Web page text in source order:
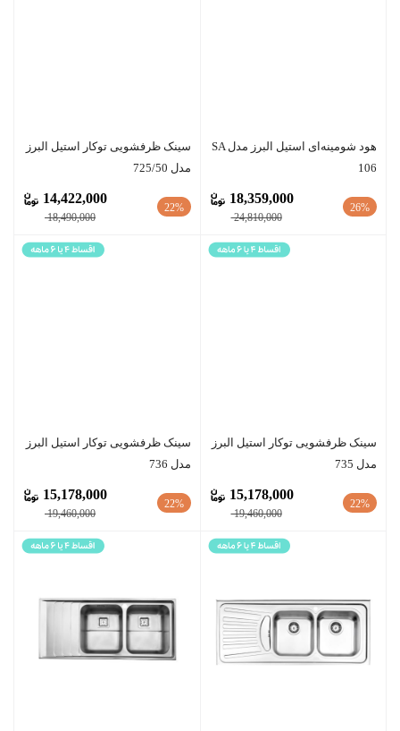
هود شومینه‌ای استیل البرز مدل SA
106
26%
24,810,000
18,359,000
سينک ظرفشویی توکار استیل البرز
مدل 725/50
22%
18,490,000
14,422,000
سينک ظرفشویی توکار استیل البرز
مدل 735
22%
19,460,000
15,178,000
سينک ظرفشویی توکار استیل البرز
مدل 736
22%
19,460,000
15,178,000